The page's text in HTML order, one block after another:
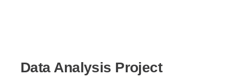
Data Analysis Project